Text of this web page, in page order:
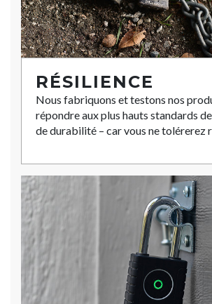
RÉSILIENCE
Nous fabriquons et testons nos
répondre aux plus hauts standards
de durabilité – car vous ne tolérerez